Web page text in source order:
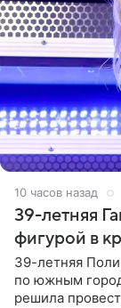
10 часов назад
39-летняя
фигурой в
39-летняя
по южным
решила